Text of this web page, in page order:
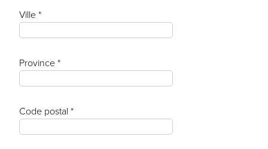
Ville *
Province *
Code postal *